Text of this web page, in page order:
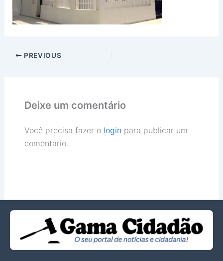
PREVIOUS
Deixe um comentário
Você precisa fazer o login para publicar um
comentário.